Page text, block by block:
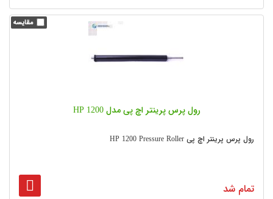
رول پرس پرینتر اچ پی مدل HP 1200
رول پرس پرینتر اچ پی HP 1200 Pressure Roller
تمام شد